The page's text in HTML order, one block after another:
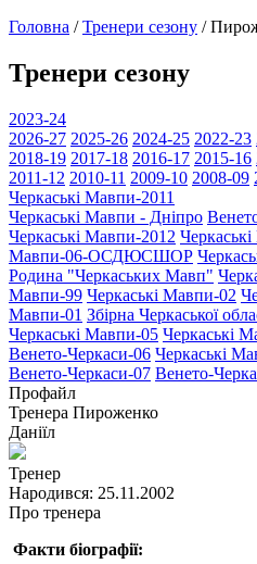
Головна /Тренери сезону /
Тренери сезону
2023-24
2026-27 2025-26 2024-25 2022-23
2018-19 2017-18 2016-17 2015-16
2011-12 2010-11 2009-10 2008-09
Черкаські Мавпи-2011
Черкаські Мавпи - Дніпро
Черкаські Мавпи-2012
Мавпи-06-ОСДЮСШОР
Родина "Черкаcьких Мавп"
Мавпи-99 Черкаські Мавпи-02
Мавпи-01 Збірна Черкаської
Черкаські Мавпи-05 Черкаські
Венето-Черкаси-06 Черкаські
Венето-Черкаси-07 Венето-
Профайл
Тренера Пироженко
Даніїл
Тренер
Народився: 25.11.2002
Про тренера
Факти біографії: